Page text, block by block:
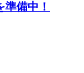
備中！